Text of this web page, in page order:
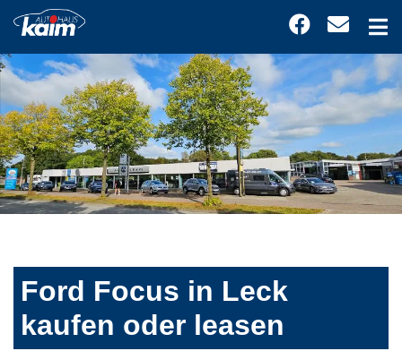
Ford Focus in Leck
kaufen oder leasen